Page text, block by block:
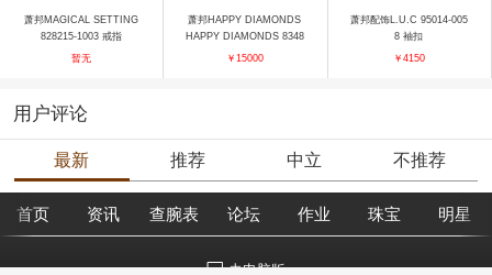
萧邦MAGICAL SETTING
828215-1003 戒指
暂无
萧邦HAPPY DIAMONDS
HAPPY DIAMONDS 8348
54-1001 耳饰
￥15000
萧邦配饰L.U.C 95014-005
8 袖扣
￥4150
用户评论
最新 推荐 中立 不推荐
首页 资讯 查腕表 论坛 作业 珠宝 明星
去电脑版